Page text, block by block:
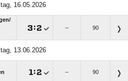
16.05.2026
: – 90
13.06.2026
 : – 90